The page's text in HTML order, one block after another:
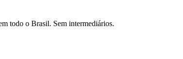
todo o Brasil. Sem intermediários.